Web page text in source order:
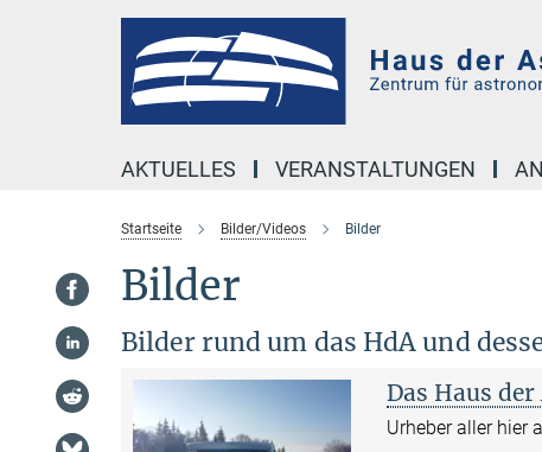
AKTUELLES VERANSTALTUNGEN
Startseite Bilder/Videos Bilder
Bilder
Bilder rund um das HdA und
Das Haus
Urheber aller hier